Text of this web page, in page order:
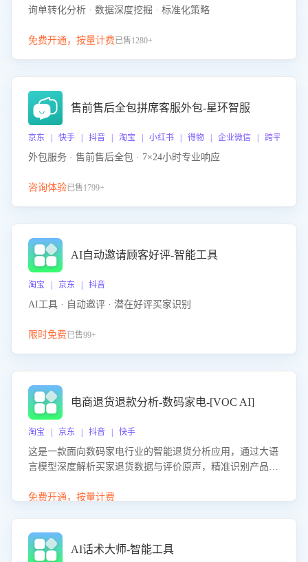
询单转化分析 · 数据深度挖掘 · 标准化策略
免费开通，按量计费已售1280+
售前售后全包拼席客服外包-星环智服
京东 | 快手 | 抖音 | 淘宝 | 小红书 | 得物 | 企业微信 | 跨平台
外包服务 · 售前售后全包 · 7×24小时专业响应
咨询体验已售1799+
AI自动邀请顾客好评-智能工具
淘宝 | 京东 | 抖音
AI工具 · 自动邀评 · 潜在好评买家识别
限时免费已售99+
电商退货退款分析-数码家电-[VOC AI]
淘宝 | 京东 | 抖音 | 快手
这是一款面向数码家电行业的智能退货分析应用，通过大语
言模型深度解析买家退货数据与评价原声，精准识别产品质
改进建议，通过挖掘用户痛点驱动产品迭代，从根本上降低
免费开通，按量计费
AI话术大师-智能工具